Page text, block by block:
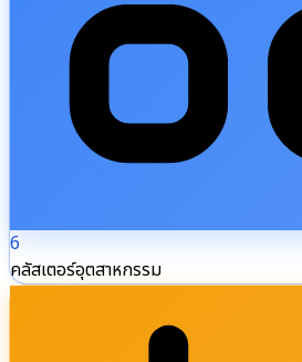
6
คลัสเตอร์อุตสาหกรรม